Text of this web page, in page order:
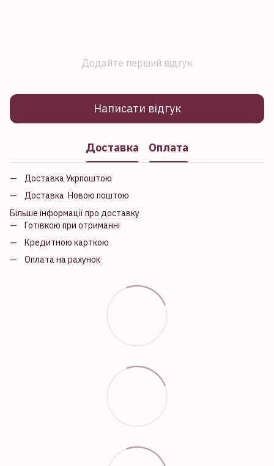
Додайте перший відгук
Написати відгук
Доставка Оплата
Доставка Укрпоштою
Доставка Новою поштою
Більше інформації про доставку
Готівкою при отриманні
Кредитною карткою
Оплата на рахунок